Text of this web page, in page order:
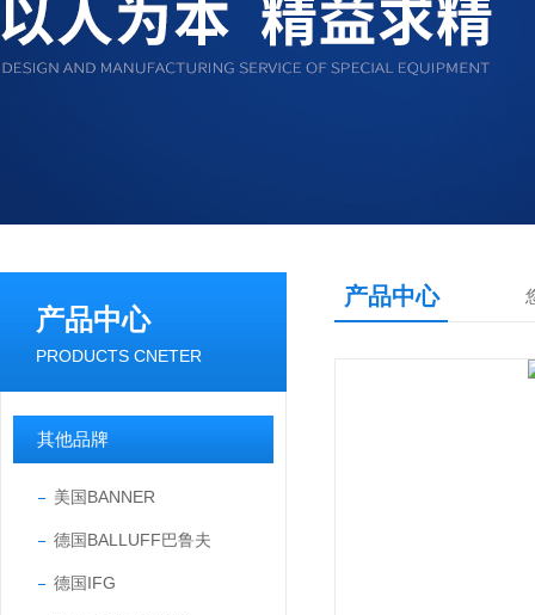
产品中心
PRODUCTS CNETER
其他品牌
美国BANNER
德国BALLUFF巴鲁夫
德国IFG
产品中心